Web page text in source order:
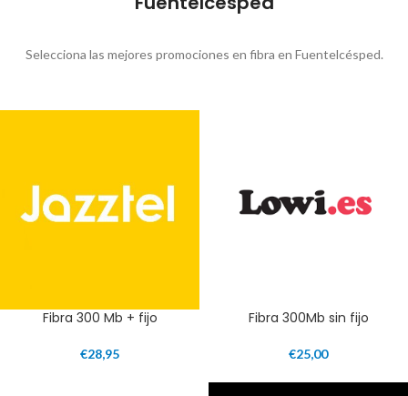
Selecciona las mejores promociones en fibra en Fuentelcésped.
Fibra 300 Mb + fijo
€28,95
Fibra 300Mb sin fijo
€25,00